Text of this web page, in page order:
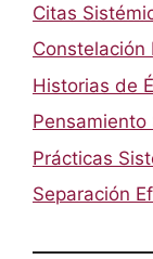
Citas
Constelación
Historias de
Pensamiento
Prácticas
Separación